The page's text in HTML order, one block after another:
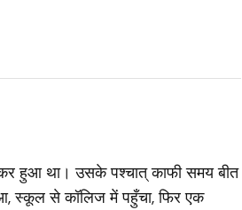
हुआ था। उसके पश्चात् काफी समय बीत
स्कूल से कॉलिज में पहुँचा, फिर एक